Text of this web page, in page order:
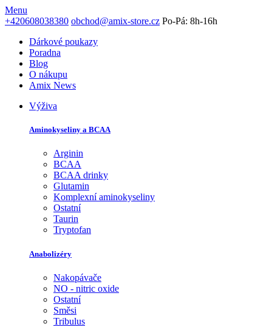
Menu
+420608038380 obchod@amix-store.cz Po-Pá: 8h-16h
Dárkové poukazy
Poradna
Blog
O nákupu
Amix News
Výživa
Aminokyseliny a BCAA
Arginin
BCAA
BCAA drinky
Glutamin
Komplexní aminokyseliny
Ostatní
Taurin
Tryptofan
Anabolizéry
Nakopávače
NO - nitric oxide
Ostatní
Směsi
Tribulus